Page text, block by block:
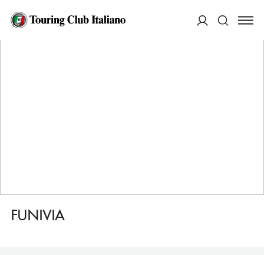
HOME
FUNIVIA